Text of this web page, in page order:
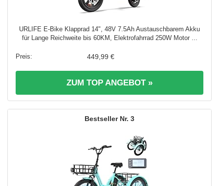
URLIFE E-Bike Klapprad 14", 48V 7.5Ah Austauschbarem Akku
für Lange Reichweite bis 60KM, Elektrofahrrad 250W Motor ...
449,99 €
ZUM TOP ANGEBOT »
3